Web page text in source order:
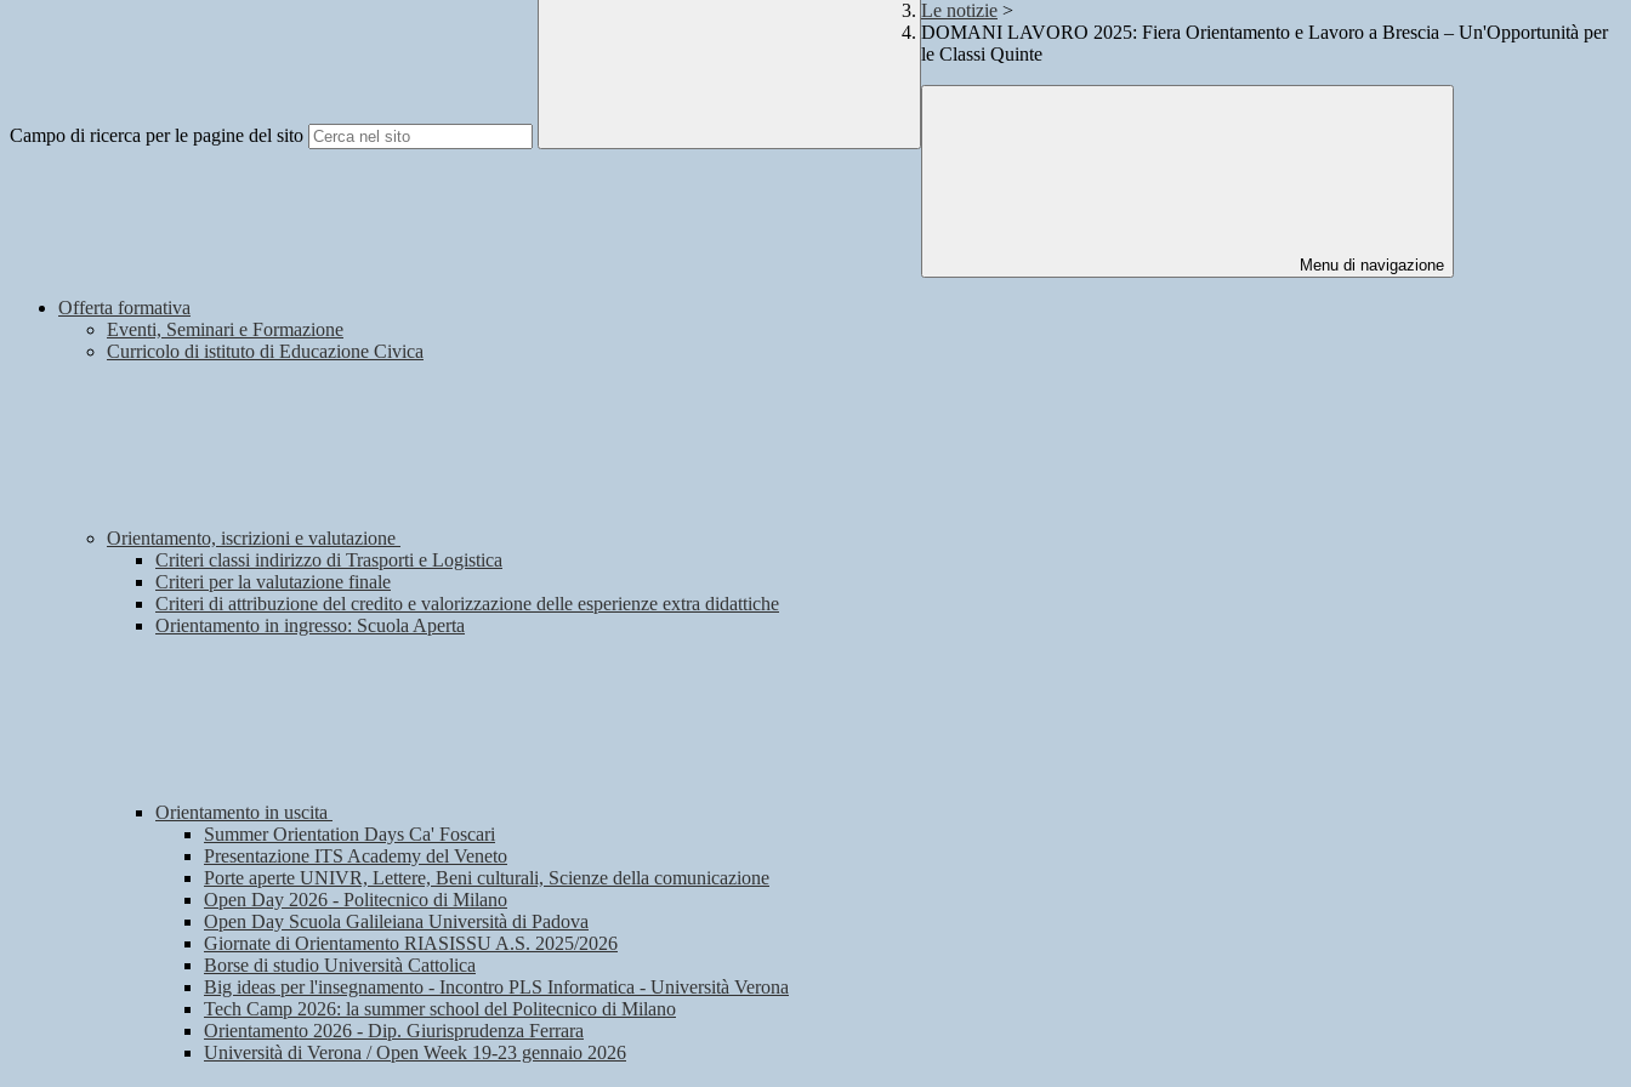
Campo di ricerca per le pagine del sito
Le notizie >
DOMANI LAVORO 2025: Fiera Orientamento e Lavoro a Brescia – Un'Opportunità per
le Classi Quinte
Menu di navigazione
Offerta formativa
Eventi, Seminari e Formazione
Curricolo di istituto di Educazione Civica
Orientamento, iscrizioni e valutazione
Criteri classi indirizzo di Trasporti e Logistica
Criteri per la valutazione finale
Criteri di attribuzione del credito e valorizzazione delle esperienze extra didattiche
Orientamento in ingresso: Scuola Aperta
Orientamento in uscita
Summer Orientation Days Ca' Foscari
Presentazione ITS Academy del Veneto
Porte aperte UNIVR, Lettere, Beni culturali, Scienze della comunicazione
Open Day 2026 - Politecnico di Milano
Open Day Scuola Galileiana Università di Padova
Giornate di Orientamento RIASISSU A.S. 2025/2026
Borse di studio Università Cattolica
Big ideas per l'insegnamento - Incontro PLS Informatica - Università Verona
Tech Camp 2026: la summer school del Politecnico di Milano
Orientamento 2026 - Dip. Giurisprudenza Ferrara
Università di Verona / Open Week 19-23 gennaio 2026